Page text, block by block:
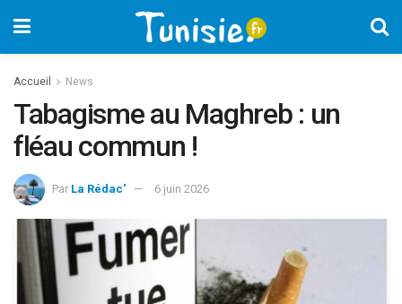
Accueil News
Tabagisme au Maghreb : un
fléau commun !
Par La Rédac' 6 juin 2026